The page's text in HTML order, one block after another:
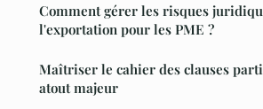
Comment gérer les risques
l'exportation pour les PME ?
Maîtriser le cahier des clauses
atout majeur